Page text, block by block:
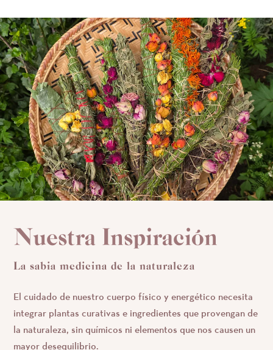
Nuestra Inspiración
La sabia medicina de la naturaleza
El cuidado de nuestro cuerpo físico y energético necesita
integrar plantas curativas e ingredientes que provengan de
la naturaleza, sin químicos ni elementos que nos causen un
mayor desequilibrio.